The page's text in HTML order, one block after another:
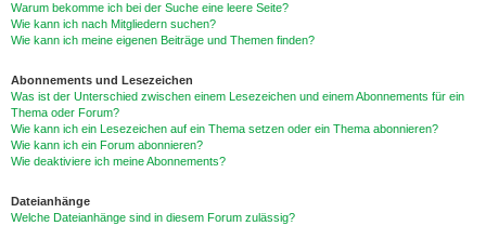
Warum bekomme ich bei der Suche eine leere Seite?
Wie kann ich nach Mitgliedern suchen?
Wie kann ich meine eigenen Beiträge und Themen finden?
Abonnements und Lesezeichen
Was ist der Unterschied zwischen einem Lesezeichen und einem Abonnements für ein
Thema oder Forum?
Wie kann ich ein Lesezeichen auf ein Thema setzen oder ein Thema abonnieren?
Wie kann ich ein Forum abonnieren?
Wie deaktiviere ich meine Abonnements?
Dateianhänge
Welche Dateianhänge sind in diesem Forum zulässig?